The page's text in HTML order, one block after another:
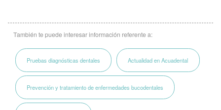
También te puede interesar información referente a:
Pruebas diagnósticas dentales Actualidad en Acuadental
Prevención y tratamiento de enfermedades bucodentales